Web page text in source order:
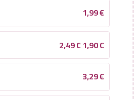
1,99€
2,49€1,90€
3,29€